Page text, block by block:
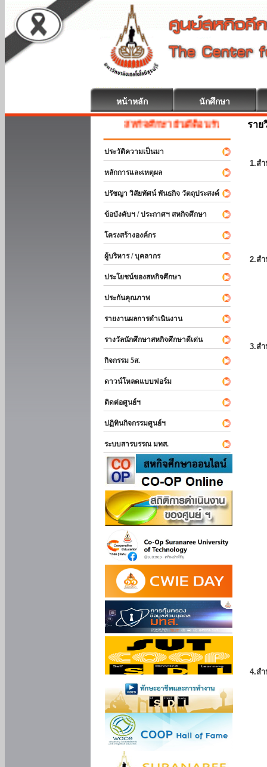
หน้าหลัก นักศึกษา
สหกิจศึกษา ยินดีต้อนรับ
ประวัติความเป็นมา
หลักการและเหตุผล
ปรัชญา วิสัยทัศน์ พันธกิจ วัตถุประสงค์
ข้อบังคับฯ / ประกาศฯ สหกิจศึกษา
โครงสร้างองค์กร
ผู้บริหาร / บุคลากร
ประโยชน์ของสหกิจศึกษา
ประกันคุณภาพ
รายงานผลการดำเนินงาน
รางวัลนักศึกษาสหกิจศึกษาดีเด่น
กิจกรรม 5ส.
ดาวน์โหลดแบบฟอร์ม
ติดต่อศูนย์ฯ
ปฏิทินกิจกรรมศูนย์ฯ
ระบบสารบรรณ มทส.
ราย
1.ส
2.ส
3.ส
4.ส